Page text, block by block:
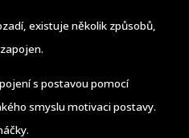
existuje několik způsobů,
s postavou pomocí
smyslu motivaci postavy.